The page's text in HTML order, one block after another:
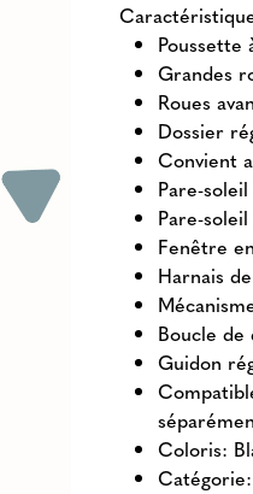
Poussette
Grandes
Roues
Dossier
Convient
Pare-
Pare-
Fenêtre
Harnais
Boucle
Guidon
Coloris: